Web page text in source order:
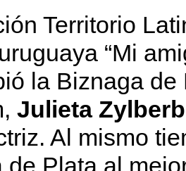
Territorio
“Mi
la Biznaga
Julieta
Al mismo
Plata al